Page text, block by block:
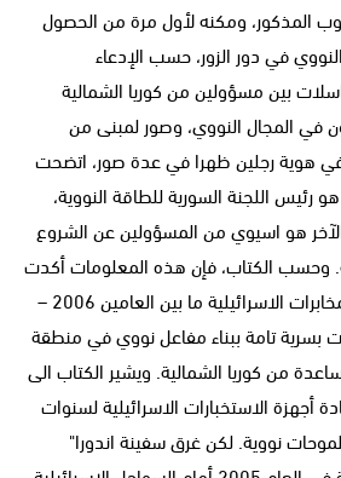
المذكور، ومكنه لأول مرة من الحصول
في دور الزور، حسب الإدعاء
بين مسؤولين من كوريا الشمالية
في المجال النووي، وصور لمبنى من
هوية رجلين ظهرا في عدة صور، اتضحت
رئيس اللجنة السورية للطاقة النووية،
هو اسيوي من المسؤولين عن الشروع
وحسب الكتاب، فإن هذه المعلومات أكدت
معلومات تراكمت لدى المخابرات الاسرائيلية ما بين العامين 2006 –
بسرية تامة ببناء مفاعل نووي في منطقة
من كوريا الشمالية. ويشير الكتاب الى
أجهزة الاستخبارات الاسرائيلية لسنوات
نووية. لكن غرق سفينة اندورا"